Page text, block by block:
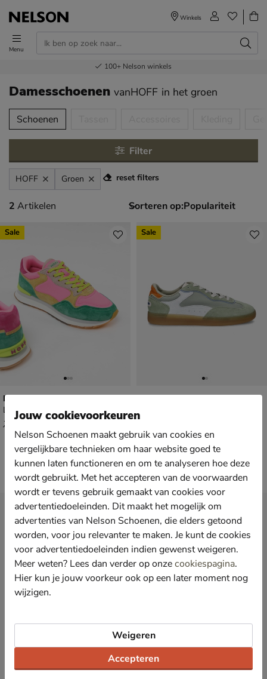
Menu
Winkels
Voor 23.00u besteld,volgende dag in huis
Gratisverzending en retour
Bestel nu,betaal later
100+ Nelson winkels
Damesschoenen vanHOFF in het groen
over
Schoenen
Filter
HOFF Groen reset filters
2 artikelen
2 Artikelen Sorteren op:
HOFF Santa Morta
Lage sneakers - groen
van € 109,99 voor € 76,99
109 76, 99
Sale
HOFF Park
van € 139,99 voor € 97,99
Sale
Klantenservice
Betaalmogelijkheden
Nieuwsbrief
Ontvang € 10,- welkomstkorting*en blijf op de hoogte van leuke
acties en aanbiedingen!
E-mailadres Inschrijven
Bekijk deactievoorwaarden
Jouw cookievoorkeuren
Nelson Schoenen maakt gebruik van cookies en
vergelijkbare technieken om haar website goed te
kunnen laten functioneren en om te analyseren hoe deze
wordt gebruikt. Met het accepteren van de voorwaarden
wordt er tevens gebruik gemaakt van cookies voor
advertentiedoeleinden. Dit maakt het mogelijk om
advertenties van Nelson Schoenen, die elders getoond
worden, voor jou relevanter te maken. Je kunt de cookies
voor advertentiedoeleinden indien gewenst weigeren.
Meer weten? Lees dan verder op onzecookiespagina.
Hier kun je jouw voorkeur ook op een later moment nog
wijzigen.
Accepteren
Weigeren